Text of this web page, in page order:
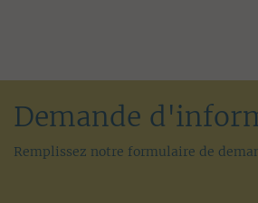
Demande
Remplissez notre formulaire de